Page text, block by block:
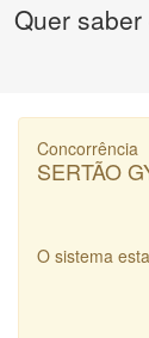
Quer
Concorrência
SERTÃO
O sistema